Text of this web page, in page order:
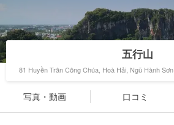
五行山
81 Huyền Trân Công Chúa, Hoà Hải, Ngũ Hành
写真・動画 口コミ